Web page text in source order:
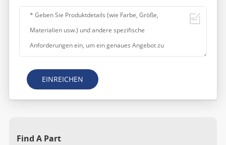
EINREICHEN
Find A Part